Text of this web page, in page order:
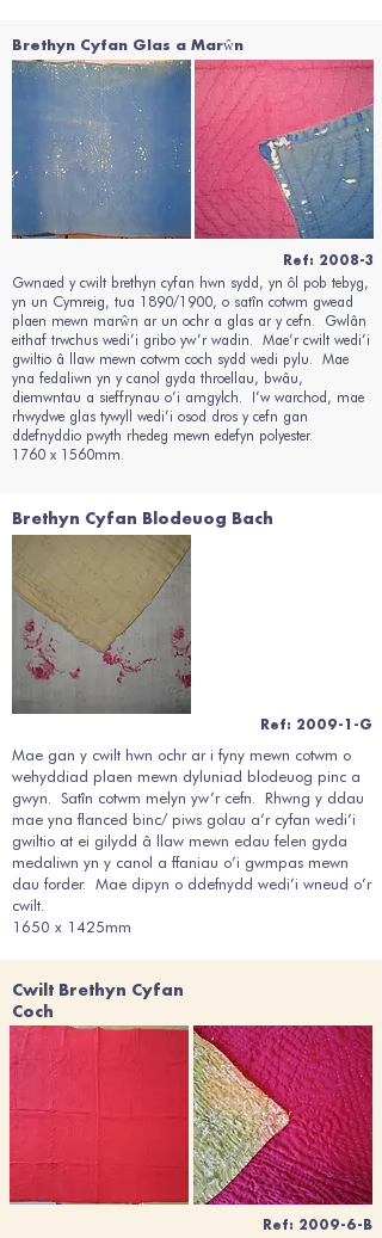
Brethyn Cyfan Glas a Marŵn
Ref: 2008-3
Gwnaed y cwilt brethyn cyfan hwn sydd, yn ôl pob tebyg,
yn un Cymreig, tua 1890/1900, o satîn cotwm gwead
plaen mewn marŵn ar un ochr a glas ar y cefn. Gwlân
eithaf trwchus wedi’i gribo yw’r wadin. Mae’r cwilt wedi’i
gwiltio â llaw mewn cotwm coch sydd wedi pylu. Mae
yna fedaliwn yn y canol gyda throellau, bwâu,
diemwntau a sieffrynau o’i amgylch. I’w warchod, mae
rhwydwe glas tywyll wedi’i osod dros y cefn gan
ddefnyddio pwyth rhedeg mewn edefyn polyester.
1760 x 1560mm.
Brethyn Cyfan Blodeuog Bach
Ref: 2009-1-G
Mae gan y cwilt hwn ochr ar i fyny mewn cotwm o
wehyddiad plaen mewn dyluniad blodeuog pinc a
gwyn. Satîn cotwm melyn yw’r cefn. Rhwng y ddau
mae yna flanced binc/ piws golau a’r cyfan wedi’i
gwiltio at ei gilydd â llaw mewn edau felen gyda
medaliwn yn y canol a ffaniau o’i gwmpas mewn
dau forder. Mae dipyn o ddefnydd wedi’i wneud o’r
cwilt.
1650 x 1425mm
Cwilt Brethyn Cyfan
Coch
Ref: 2009-6-B